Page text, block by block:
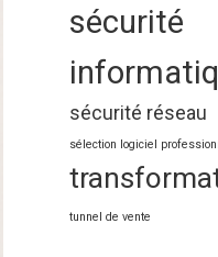
sécurité
sécurité réseau
sélection logiciel
tunnel de vente